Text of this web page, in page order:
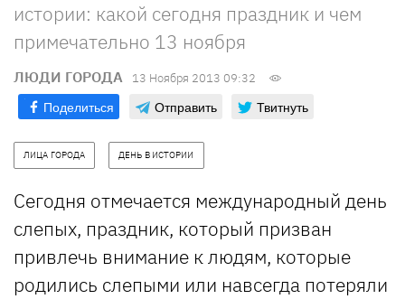
истории: какой сегодня праздник и чем
примечательно 13 ноября
ЛЮДИ ГОРОДА 13 Ноября 2013 09:32
Поделиться Отправить Твитнуть
ЛИЦА ГОРОДА ДЕНЬ В ИСТОРИИ
Сегодня отмечается международный день
слепых, праздник, который призван
привлечь внимание к людям, которые
родились слепыми или навсегда потеряли